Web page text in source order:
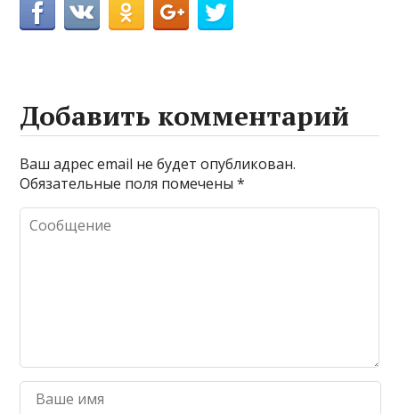
Добавить комментарий
Ваш адрес email не будет опубликован.
Обязательные поля помечены*